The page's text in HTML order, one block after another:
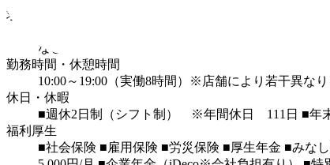
求める人材
など、未経験からでも安心してスタートできます！
勤務時間・休憩時間
10:00～19:00（実働8時間）※店舗により若干異なり
休日・休暇
■週休2日制（シフト制） ※年間休日 111日 ■年
福利厚生
■社会保険 ■雇用保険 ■労災保険 ■厚生年金 ■みな